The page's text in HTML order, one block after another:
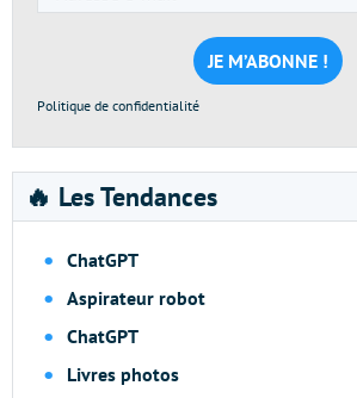
e-
mail
*
Politique de confidentialité
🔥 Les Tendances
ChatGPT
Aspirateur robot
ChatGPT
Livres photos